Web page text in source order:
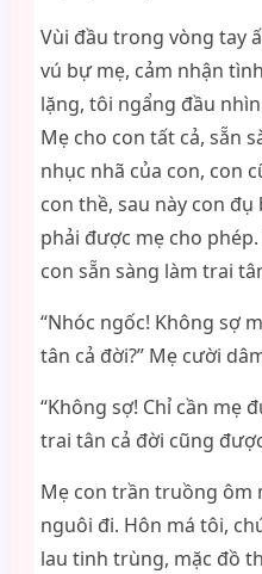
Vùi đầu trong vòng tay
vú bự mẹ, cảm nhận
lặng, tôi ngẩng đầu
Mẹ cho con tất cả, sẵn
nhục nhã của con, con
con thề, sau này con
phải được mẹ cho
con sẵn sàng làm trai
“Nhóc ngốc! Không sợ
tân cả đời?” Mẹ cười
“Không sợ! Chỉ cần mẹ
trai tân cả đời cũng
Mẹ con trần truồng ôm
nguôi đi. Hôn má tôi,
lau tinh trùng, mặc đồ